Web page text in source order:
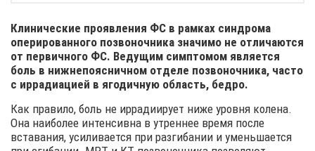
Клинические проявления ФС в рамках синдрома
оперированного позвоночника значимо не отличаются
от первичного ФС. Ведущим симптомом является
боль в нижнепоясничном отделе позвоночника, часто
с иррадиацией в ягодичную область, бедро.
Как правило, боль не иррадиирует ниже уровня колена.
Она наиболее интенсивна в утреннее время после
вставания, усиливается при разгибании и уменьшается